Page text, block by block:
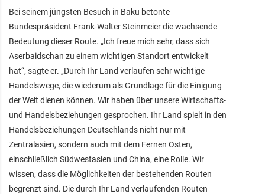
Bei seinem jüngsten Besuch in Baku betonte
Bundespräsident Frank-Walter Steinmeier die wachsende
Bedeutung dieser Route. „Ich freue mich sehr, dass sich
Aserbaidschan zu einem wichtigen Standort entwickelt
hat“, sagte er. „Durch Ihr Land verlaufen sehr wichtige
Handelswege, die wiederum als Grundlage für die Einigung
der Welt dienen können. Wir haben über unsere Wirtschafts-
und Handelsbeziehungen gesprochen. Ihr Land spielt in den
Handelsbeziehungen Deutschlands nicht nur mit
Zentralasien, sondern auch mit dem Fernen Osten,
einschließlich Südwestasien und China, eine Rolle. Wir
wissen, dass die Möglichkeiten der bestehenden Routen
begrenzt sind. Die durch Ihr Land verlaufenden Routen